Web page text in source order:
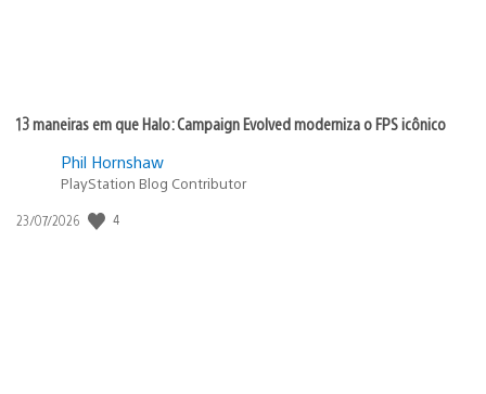
13 maneiras em que Halo: Campaign Evolved moderniza o FPS icônico
Phil Hornshaw
PlayStation Blog Contributor
Data
23/07/2026 4